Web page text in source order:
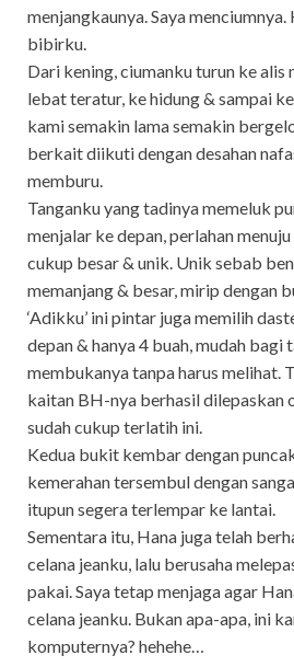
menjangkaunya. Saya menciumnya.
bibirku.
Dari kening, ciumanku turun ke alis
lebat teratur, ke hidung & sampai
kami semakin lama semakin
berkait diikuti dengan desahan
memburu.
Tanganku yang tadinya memeluk
menjalar ke depan, perlahan
cukup besar & unik. Unik sebab
memanjang & besar, mirip dengan
‘Adikku’ ini pintar juga memilih
depan & hanya 4 buah, mudah bagi
membukanya tanpa harus melihat.
kaitan BH-nya berhasil dilepaskan
sudah cukup terlatih ini.
Kedua bukit kembar dengan
kemerahan tersembul dengan
itupun segera terlempar ke lantai.
Sementara itu, Hana juga telah
celana jeanku, lalu berusaha
pakai. Saya tetap menjaga agar
celana jeanku. Bukan apa-apa, ini
komputernya? hehehe…